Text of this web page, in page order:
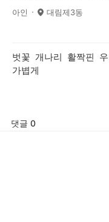
아인 대림제3동
벗꽃 개나리 활짝핀
가볍게
댓글 0